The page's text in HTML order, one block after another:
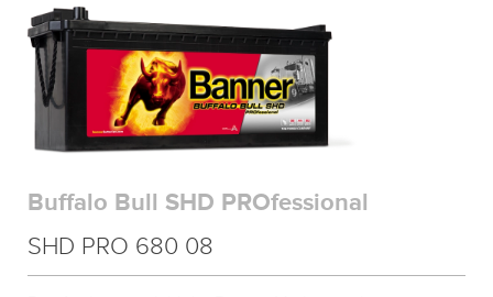
Buffalo Bull SHD PROfessional
SHD PRO 680 08